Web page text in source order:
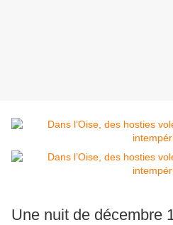
Une nuit de décembre